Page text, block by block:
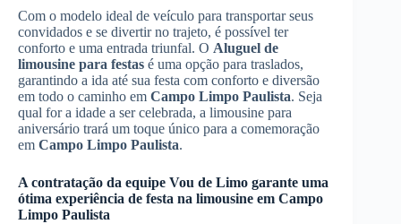
Com o modelo ideal de veículo para transportar seus
convidados e se divertir no trajeto, é possível ter
conforto e uma entrada triunfal. O Aluguel de
limousine para festas é uma opção para traslados,
garantindo a ida até sua festa com conforto e diversão
em todo o caminho em Campo Limpo Paulista. Seja
qual for a idade a ser celebrada, a limousine para
aniversário trará um toque único para a comemoração
em Campo Limpo Paulista.
A contratação da equipe Vou de Limo garante uma
ótima experiência de festa na limousine em Campo
Limpo Paulista